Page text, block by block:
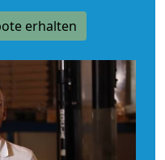
erhalten